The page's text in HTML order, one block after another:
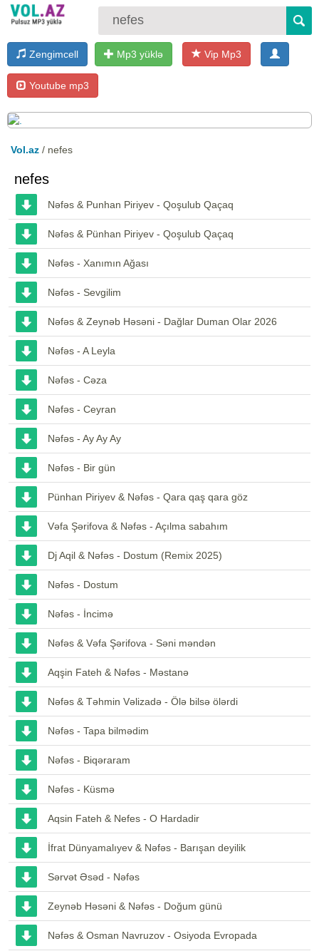
Zengimcell Mp3 yüklə Vip Mp3
Youtube mp3
Vol.az / nefes
nefes
Nəfəs & Punhan Piriyev - Qoşulub Qaçaq
Nəfəs & Pünhan Piriyev - Qoşulub Qaçaq
Nəfəs - Xanımın Ağası
Nəfəs - Sevgilim
Nəfəs & Zeynəb Həsəni - Dağlar Duman Olar 2026
Nəfəs - A Leyla
Nəfəs - Cəza
Nəfəs - Ceyran
Nəfəs - Ay Ay Ay
Nəfəs - Bir gün
Pünhan Piriyev & Nəfəs - Qara qaş qara göz
Vəfa Şərifova & Nəfəs - Açılma sabahım
Dj Aqil & Nəfəs - Dostum (Remix 2025)
Nəfəs - Dostum
Nəfəs - İncimə
Nəfəs & Vəfa Şərifova - Səni məndən
Aqşin Fateh & Nəfəs - Məstanə
Nəfəs & Təhmin Vəlizadə - Ölə bilsə ölərdi
Nəfəs - Tapa bilmədim
Nəfəs - Biqəraram
Nəfəs - Küsmə
Aqsin Fateh & Nefes - O Hardadir
İfrat Dünyamalıyev & Nəfəs - Barışan deyilik
Sərvət Əsəd - Nəfəs
Zeynəb Həsəni & Nəfəs - Doğum günü
Nəfəs & Osman Navruzov - Osiyoda Evropada